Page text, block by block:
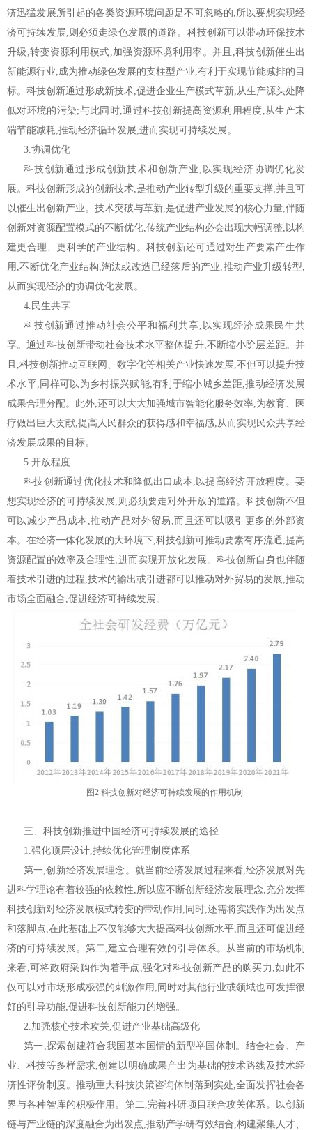
济迅猛发展所引起的各类资源环境问题是不可忽略的,所以要想实现经
济可持续发展,则必须走绿色发展的道路。科技创新可以带动环保技术
升级,转变资源利用模式,加强资源环境利用率。并且,科技创新催生出
新能源行业,成为推动绿色发展的支柱型产业,有利于实现节能减排的目
标。科技创新通过形成新技术,促进企业生产模式革新,从生产源头处降
低对环境的污染;与此同时,通过科技创新提高资源利用程度,从生产末
端节能减耗,推动经济循环发展,进而实现可持续发展。
3.协调优化
科技创新通过形成创新技术和创新产业,以实现经济协调优化发
展。科技创新形成的创新技术,是推动产业转型升级的重要支撑,并且可
以催生出创新产业。技术突破与革新,是促进产业发展的核心力量,伴随
创新对资源配置模式的不断优化,传统产业结构必会出现大幅调整,以构
建更合理、更科学的产业结构。科技创新还可通过对生产要素产生作
用,不断优化产业结构,淘汰或改造已经落后的产业,推动产业升级转型,
从而实现经济的协调优化发展。
4.民生共享
科技创新通过推动社会公平和福利共享,以实现经济成果民生共
享。通过科技创新带动社会技术水平整体提升,不断缩小阶层差距。并
且,科技创新推动互联网、数字化等相关产业快速发展,不但可以提升技
术水平,同样可以为乡村振兴赋能,有利于缩小城乡差距,推动经济发展
成果合理分配。此外,还可以大大加强城市智能化服务效率,为教育、医
疗做出巨大贡献,提高人民群众的获得感和幸福感,从而实现民众共享经
济发展成果的目标。
5.开放程度
科技创新通过优化技术和降低出口成本,以提高经济开放程度。要
想实现经济的可持续发展,则必须要走对外开放的道路。科技创新不但
可以减少产品成本,推动产品对外贸易,而且还可以吸引更多的外部资
本。在经济一体化发展的大环境下,科技创新可推动要素有序流通,提高
资源配置的效率及合理性,进而实现开放化发展。科技创新自身也伴随
着技术引进的过程,技术的输出或引进都可以推动对外贸易的发展,推动
市场全面融合,促进经济可持续发展。
图2 科技创新对经济可持续发展的作用机制
三、科技创新推进中国经济可持续发展的途径
1.强化顶层设计,持续优化管理制度体系
第一,创新经济发展理念。就当前经济发展过程来看,经济发展对先
进科学理论有着较强的依赖性,所以应不断创新经济发展理念,充分发挥
科技创新对经济发展模式转变的带动作用,同时,还需将实践作为出发点
和落脚点,在此基础上不仅能够大大提高科技创新水平,而且还可促进经
济的可持续发展。第二,建立合理有效的引导体系。从当前的市场机制
来看,可将政府采购作为着手点,强化对科技创新产品的购买力,如此不
仅可以对市场形成极强的刺激作用,同时对其他行业或领域也可发挥很
好的引导功能,促进科技创新能力的增强。
2.加强核心技术攻关,促进产业基础高级化
第一,探索创建符合我国基本国情的新型举国体制。结合社会、产
业、科技等多样需求,创建以明确成果产出为基础的技术路线及技术经
济性评价制度。推动重大科技决策咨询体制落到实处,全面发挥社会各
界与各种智库的积极作用。第二,完善科研项目联合攻关体系。以创新
链与产业链的深度融合为出发点,推动产学研有效结合,构建聚集人才、